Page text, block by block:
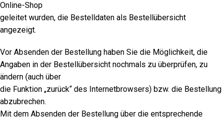
Online-Shop
geleitet wurden, die Bestelldaten als Bestellübersicht
angezeigt.
Vor Absenden der Bestellung haben Sie die Möglichkeit, die
Angaben in der Bestellübersicht nochmals zu überprüfen, zu
ändern (auch über
die Funktion „zurück“ des Internetbrowsers) bzw. die Bestellung
abzubrechen.
Mit dem Absenden der Bestellung über die entsprechende